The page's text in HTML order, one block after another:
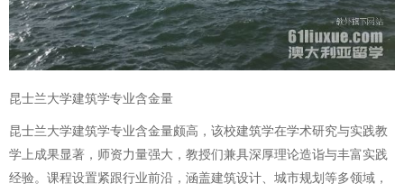
昆士兰大学建筑学专业含金量
昆士兰大学建筑学专业含金量颇高，该校建筑学在学术研究与实践教
学上成果显著，师资力量强大，教授们兼具深厚理论造诣与丰富实践
经验。课程设置紧跟行业前沿，涵盖建筑设计、城市规划等多领域，